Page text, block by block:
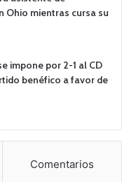
Ohio mientras cursa su
impone por 2-1 al CD
benéfico a favor de
Comentarios